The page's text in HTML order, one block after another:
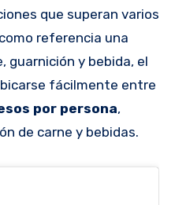
que superan varios
referencia una
guarnición y bebida, el
fácilmente entre
por persona,
de carne y bebidas.